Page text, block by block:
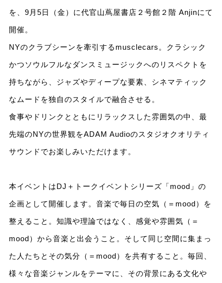
を、9月5日（金）に代官山蔦屋書店２号館２階 Anjinにて
開催。
NYのクラブシーンを牽引するmusclecars。クラシック
かつソウルフルなダンスミュージックへのリスペクトを
持ちながら、ジャズやディープな要素、シネマティック
なムードを独自のスタイルで融合させる。
食事やドリンクとともにリラックスした雰囲気の中、最
先端のNYの世界観をADAM Audioのスタジオクオリティ
サウンドでお楽しみいただけます。
本イベントはDJ＋トークイベントシリーズ「mood」の
企画として開催します。音楽で毎日の空気（＝mood）を
整えること。知識や理論ではなく、感覚や雰囲気（＝
mood）から音楽と出会うこと。そして同じ空間に集まっ
た人たちとその気分（＝mood）を共有すること。毎回、
様々な音楽ジャンルをテーマに、その背景にある文化や